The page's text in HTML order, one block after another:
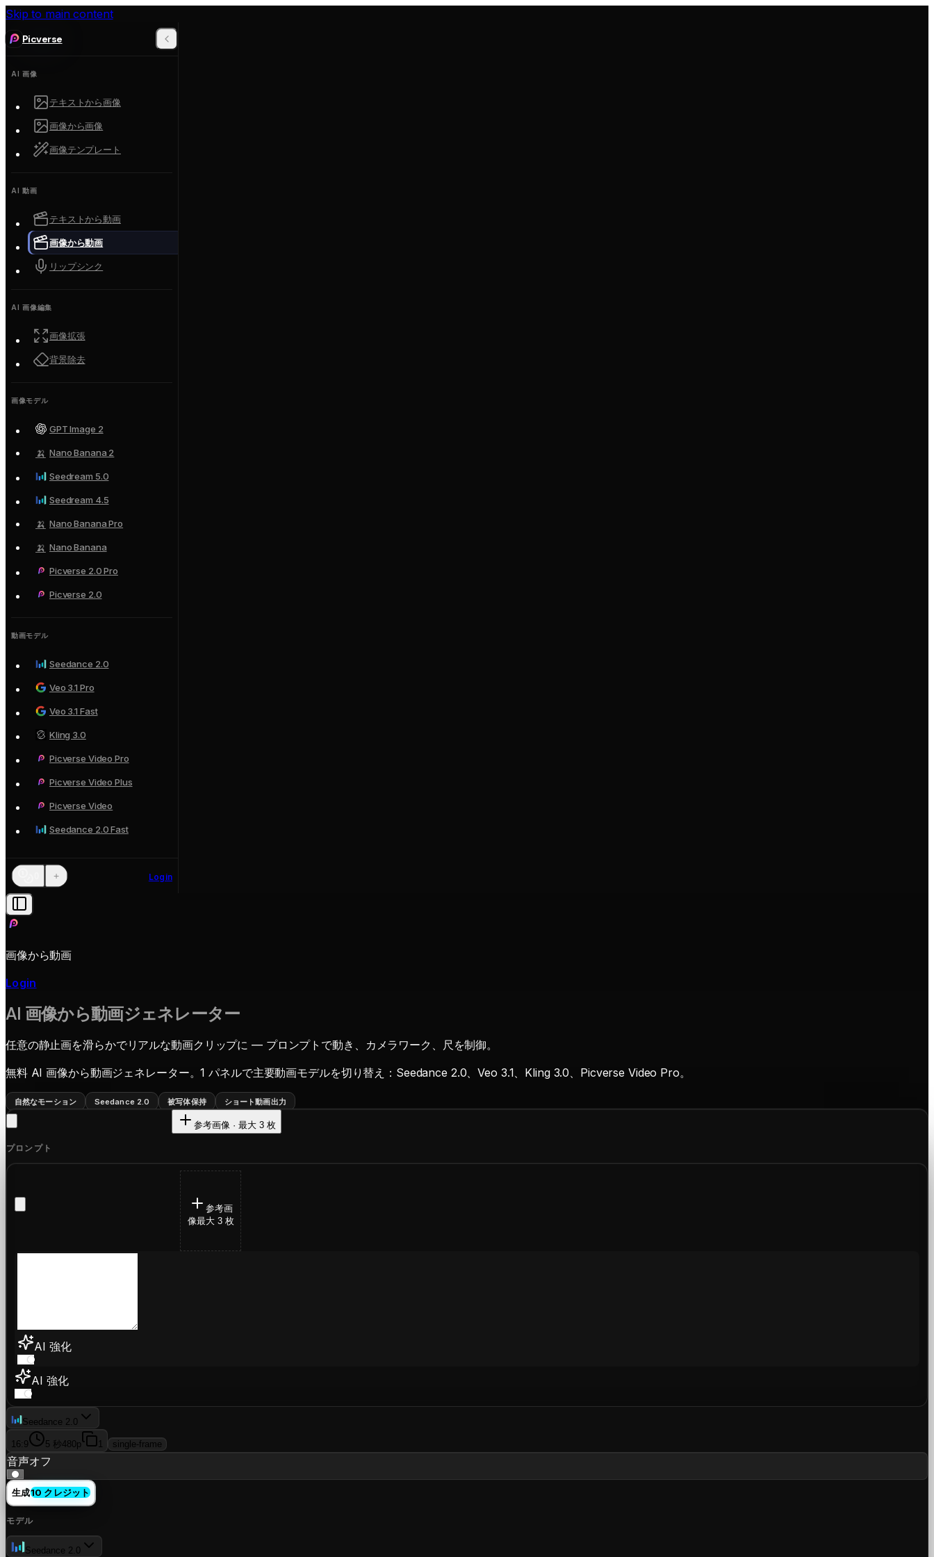
Skip to main content
Picverse
AI 画像
テキストから画像
画像から画像
画像テンプレート
AI 動画
テキストから動画
画像から動画
リップシンク
AI 画像編集
画像拡張
背景除去
画像モデル
GPT Image 2
🍌 Nano Banana 2
Seedream 5.0
Seedream 4.5
🍌 Nano Banana Pro
🍌 Nano Banana
Picverse 2.0 Pro
Picverse 2.0
動画モデル
Seedance 2.0
Veo 3.1 Pro
Veo 3.1 Fast
Kling 3.0
Picverse Video Pro
Picverse Video Plus
Picverse Video
Seedance 2.0 Fast
+ Login
画像から動画
Login
AI 画像から動画ジェネレーター
任意の静止画を滑らかでリアルな動画クリップに — プロンプトで動き、カメラワーク、尺を制御。
無料 AI 画像から動画ジェネレーター。1 パネルで主要動画モデルを切り替え：Seedance 2.0、Veo 3.1、Kling 3.0、Picverse Video Pro。
自然なモーション Seedance 2.0 被写体保持 ショート動画出力
参考画像 · 最大 3 枚
プロンプト
参考画
像最大 3 枚
AI 強化
AI 強化
Seedance 2.0
16:9 5 秒480p 1 single-frame
音声オフ
生成10 クレジット
モデル
Seedance 2.0